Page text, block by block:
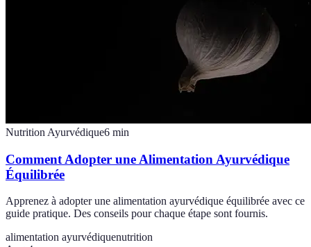
Nutrition Ayurvédique6 min
Comment Adopter une Alimentation Ayurvédique
Équilibrée
Apprenez à adopter une alimentation ayurvédique équilibrée avec ce
guide pratique. Des conseils pour chaque étape sont fournis.
alimentation ayurvédiquenutrition